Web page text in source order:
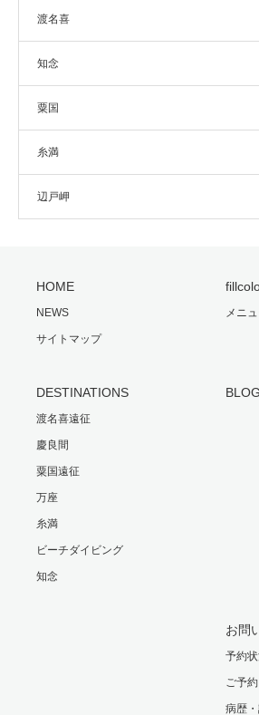
渡名喜
知念
粟国
糸満
辺戸岬
HOME
NEWS
サイトマップ
メニ
DESTINATIONS
渡名喜遠征
慶良間
粟国遠征
万座
糸満
ビーチダイビング
知念
BLOG
お問
予約
ご予約
病歴